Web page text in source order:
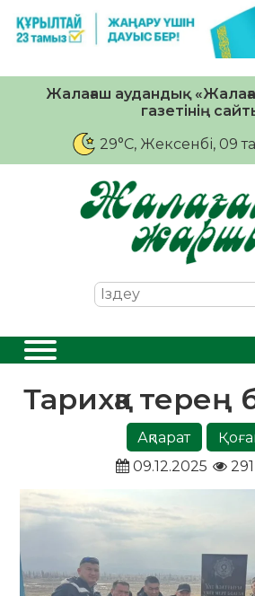
Жалағаш аудандық
газетінің
29°C, Жексенбі, 09
Тарихқа терең
Ақпарат
09.12.2025
291